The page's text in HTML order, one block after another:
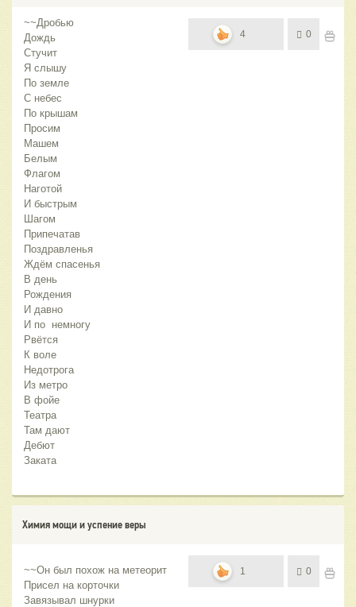
~~Дробью
Дождь
Стучит
Я слышу
По земле
С небес
По крышам
Просим
Машем
Белым
Флагом
Наготой
И быстрым
Шагом
Припечатав
Поздравленья
Ждём спасенья
В день
Рождения
И давно
И по немногу
Рвётся
К воле
Недотрога
Из метро
В фойе
Театра
Там дают
Дебют
Заката
4 0
Химия мощи и успение веры
~~Он был похож на метеорит
Присел на корточки
Завязывал шнурки
1 0